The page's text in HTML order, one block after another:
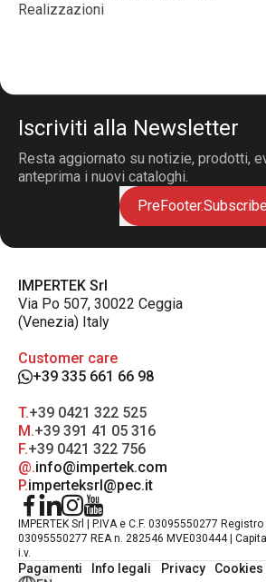
Realizzazioni
Iscriviti alla Newsletter
Resta aggiornato su notizie, prodotti,
anteprima i nuovi cataloghi.
PreFooter.Subscribe
IMPERTEK Srl
Via Po 507, 30022 Ceggia
(Venezia) Italy
Customer care
+39 335 661 66 98
T.+39 0421 322 525
M.+39 391 41 05 316
F.+39 0421 322 756
@.info@impertek.com
P.imperteksrl@pec.it
IMPERTEK Srl | P.IVA e C.F. 03095550277
03095550277 REA n. 282546 MVE030444 |
i.v.
Pagamenti Info legali Privacy